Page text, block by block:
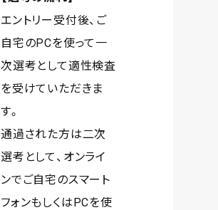
エントリー受付後、ご
自宅のPCを使って一
次選考として適性検査
を受けていただきま
す。
通過された方は二次
選考として、オンライ
ンでご自宅のスマート
フォンもしくはPCを使